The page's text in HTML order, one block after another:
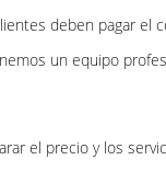
deben pagar el
un equipo
el precio y los